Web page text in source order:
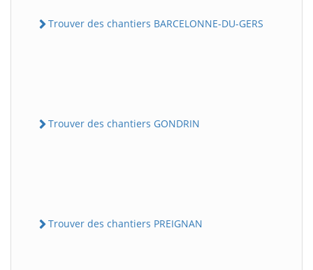
Trouver des chantiers BARCELONNE-DU-GERS
Trouver des chantiers GONDRIN
Trouver des chantiers PREIGNAN